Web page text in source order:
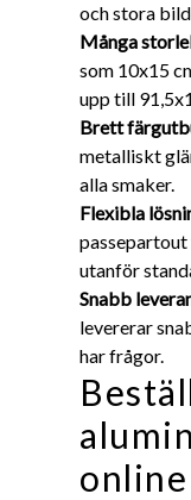
och stora
Många
som 10x15
upp till
Brett
metalliskt
alla smaker.
Flexibla
utanför
Snabb
levererar
har frågor.
online